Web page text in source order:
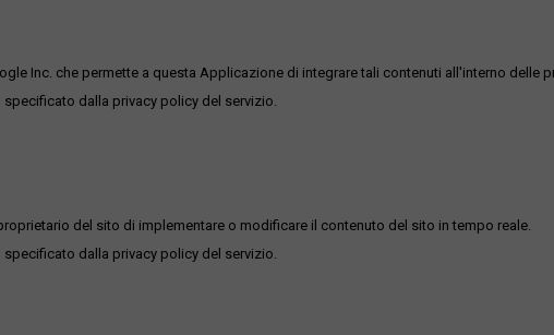
Inc. che permette a questa Applicazione di integrare tali contenuti all'interno delle
dalla privacy policy del servizio.
del sito di implementare o modificare il contenuto del sito in tempo reale.
dalla privacy policy del servizio.